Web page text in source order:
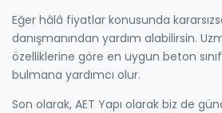
Eğer hâlâ fiyatlar konusunda
danışmanından yardım alabilirsin.
özelliklerine göre en uygun beton
bulmana yardımcı olur.
Son olarak, AET Yapı olarak biz de